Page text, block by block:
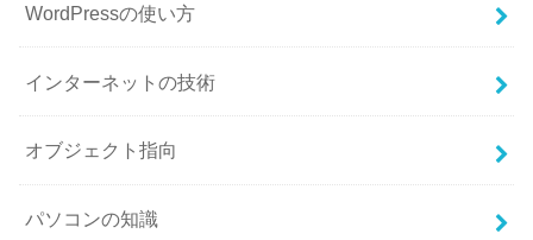
WordPressの使い方
インターネットの技術
オブジェクト指向
パソコンの知識